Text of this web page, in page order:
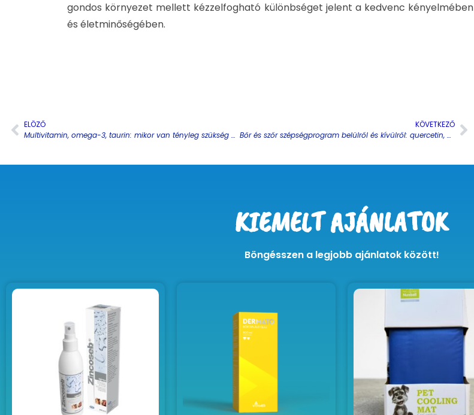
gondos környezet mellett kézzelfogható különbséget jelent a kedvenc kényelmében
és életminőségében.
ELÖZŐ
Multivitamin, omega-3, taurin: mikor van tényleg szükség pótlásra?
KÖVETKEZŐ
Bőr és szőr szépségprogram belülről és kívülről: quercetin, cink, biotin, kollagén
KIEMELT AJÁNLATOK
Böngésszen a legjobb ajánlatok között!